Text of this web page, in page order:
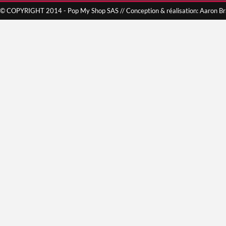
© COPYRIGHT 2014 - Pop My Shop SAS // Conception & réalisation: Aaron